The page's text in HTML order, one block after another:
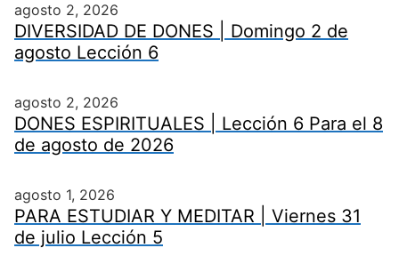
agosto 2, 2026
DIVERSIDAD DE DONES | Domingo 2 de
agosto Lección 6
agosto 2, 2026
DONES ESPIRITUALES | Lección 6 Para el 8
de agosto de 2026
agosto 1, 2026
PARA ESTUDIAR Y MEDITAR | Viernes 31
de julio Lección 5